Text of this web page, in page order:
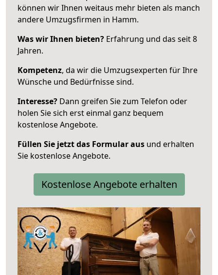
können wir Ihnen weitaus mehr bieten als manch
andere Umzugsfirmen in Hamm.
Was wir Ihnen bieten? Erfahrung und das seit 8
Jahren.
Kompetenz, da wir die Umzugsexperten für Ihre
Wünsche und Bedürfnisse sind.
Interesse? Dann greifen Sie zum Telefon oder
holen Sie sich erst einmal ganz bequem
kostenlose Angebote.
Füllen Sie jetzt das Formular aus und erhalten
Sie kostenlose Angebote.
Kostenlose Angebote erhalten